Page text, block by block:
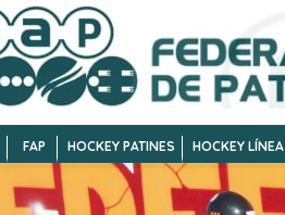
FAP HOCKEY PATINES HOCKEY LÍNEA